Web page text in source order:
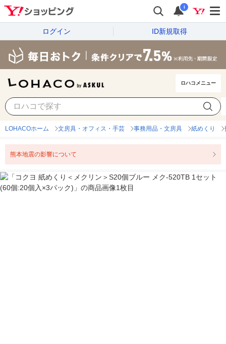
i
ログイン ID新規取得
ロハコメニュー
LOHACOホーム 文房具・オフィス・手芸 事務用品・文房具 紙めくり
熊本地震の影響について